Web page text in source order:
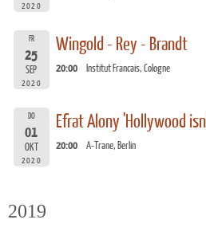
2020
FR
25
SEP
2020
Wingold - Rey - Brandt
20:00 Institut Francais, Cologne
DO
01
OKT
2020
Efrat Alony 'Hollywood
20:00 A-Trane, Berlin
2019